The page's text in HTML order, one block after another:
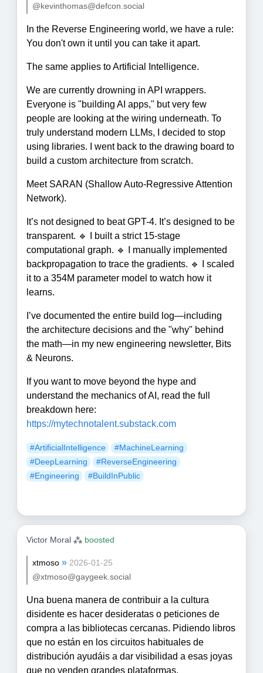
@kevinthomas@defcon.social
In the Reverse Engineering world, we have a rule:
You don't own it until you can take it apart.
The same applies to Artificial Intelligence.
We are currently drowning in API wrappers.
Everyone is "building AI apps," but very few
people are looking at the wiring underneath. To
truly understand modern LLMs, I decided to stop
using libraries. I went back to the drawing board to
build a custom architecture from scratch.
Meet SARAN (Shallow Auto-Regressive Attention
Network).
It’s not designed to beat GPT-4. It’s designed to be
transparent. 🔹 I built a strict 15-stage
computational graph. 🔹 I manually implemented
backpropagation to trace the gradients. 🔹 I scaled
it to a 354M parameter model to watch how it
learns.
I’ve documented the entire build log—including
the architecture decisions and the "why" behind
the math—in my new engineering newsletter, Bits
& Neurons.
If you want to move beyond the hype and
understand the mechanics of AI, read the full
breakdown here:
https://mytechnotalent.substack.com
#ArtificialIntelligence #MachineLearning
#DeepLearning #ReverseEngineering
#Engineering #BuildInPublic
Victor Moral ⁂boosted
xtmoso » 2026-01-25
@xtmoso@gaygeek.social
Una buena manera de contribuir a la cultura
disidente es hacer desideratas o peticiones de
compra a las bibliotecas cercanas. Pidiendo libros
que no están en los circuitos habituales de
distribución ayudáis a dar visibilidad a esas joyas
que no venden grandes plataformas.